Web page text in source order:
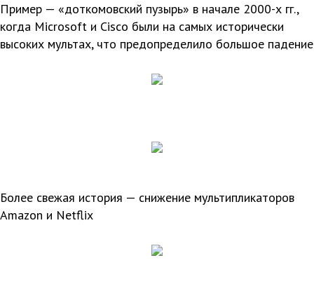
Пример — «доткомовский пузырь» в начале 2000-х гг.,
когда Microsoft и Cisco были на самых исторически
высоких мультах, что предопределило большое падение
Более свежая история — снижение мультипликаторов
Amazon и Netflix